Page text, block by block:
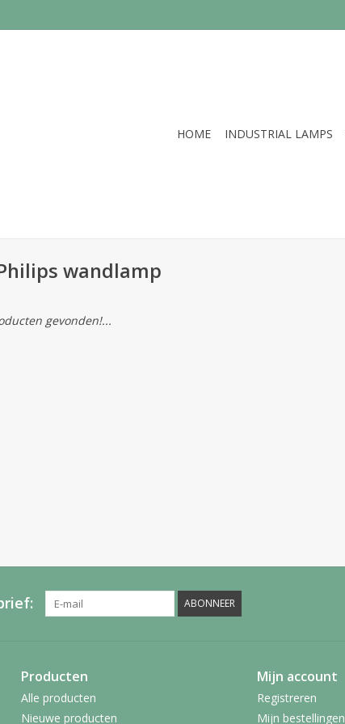
HOME INDUSTRIAL LAMPS
wandlamp
gevonden!...
ABONNEER
Producten
Alle producten
Nieuwe producten
Mijn account
Registreren
Mijn bestellingen